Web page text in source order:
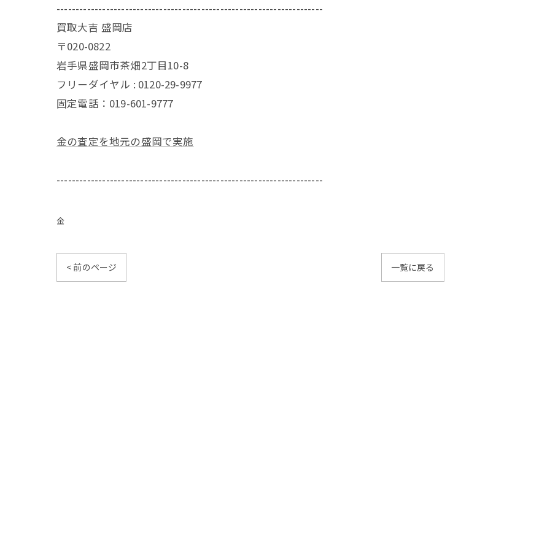
----------------------------------------------------------------------
買取大吉 盛岡店
〒020-0822
岩手県盛岡市茶畑2丁目10-8
フリーダイヤル : 0120-29-9977
固定電話：019-601-9777
金の査定を地元の盛岡で実施
----------------------------------------------------------------------
金
< 前のページ 一覧に戻る